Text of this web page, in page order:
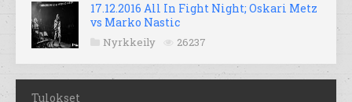
17.12.2016 All In Fight Night; Oskari Metz
vs Marko Nastic
Nyrkkeily 26237
Tulokset